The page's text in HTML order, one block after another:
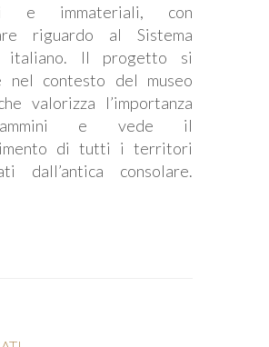
e immateriali, con
riguardo al Sistema
italiano. Il progetto si
nel contesto del museo
valorizza l’importanza
e vede il
di tutti i territori
dall’antica consolare.